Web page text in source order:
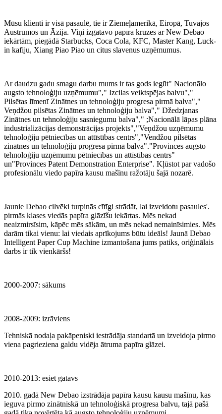
Mūsu klienti ir visā pasaulē, tie ir Ziemeļamerikā, Eiropā, Tuvajos
Austrumos un Āzijā. Viņi izgatavo papīra krūzes ar New Debao
iekārtām, piegādā Starbucks, Coca Cola, KFC, Master Kang, Luck-
in kafiju, Xiang Piao Piao un citus slavenus uzņēmumus.
Ar daudzu gadu smagu darbu mums ir tas gods iegūt" Nacionālo
augsto tehnoloģiju uzņēmumu"," Izcilas veiktspējas balvu","
Pilsētas līmenī Zinātnes un tehnoloģiju progresa pirmā balva","
Veņdžou pilsētas Zinātnes un tehnoloģiju balva"," Džedzjanas
Zinātnes un tehnoloģiju sasniegumu balva"," ;Nacionālā lāpas plāna
industrializācijas demonstrācijas projekts","Veņdžou uzņēmumu
tehnoloģiju pētniecības un attīstības centrs","Vendžou pilsētas
zinātnes un tehnoloģiju progresa pirmā balva"."Provinces augsto
tehnoloģiju uzņēmumu pētniecības un attīstības centrs"
un"Provinces Patent Demonstration Enterprise". Kļūstot par vadošo
profesionālu viedo papīra kausu mašīnu ražotāju šajā nozarē.
Jaunie Debao cilvēki turpinās cītīgi strādāt, lai izveidotu pasaules'.
pirmās klases viedās papīra glāzīšu iekārtas. Mēs nekad
neaizmirsīsim, kāpēc mēs sākām, un mēs nekad nemainīsimies. Mēs
darām tikai vienu: lai viedais aprīkojums būtu ideāls! Jaunā Debao
Intelligent Paper Cup Machine izmantošana jums patiks, oriģinālais
darbs ir tik vienkāršs!
2000-2007: sākums
2008-2009: izrāviens
Tehniskā nodaļa pakāpeniski iestrādāja standartā un izveidoja pirmo
viena pagrieziena galdu vidēja ātruma papīra glāzei.
2010-2013: esiet gatavs
2010. gadā New Debao izstrādāja papīra kausu kausu mašīnu, kas
ieguva pirmo zinātniskā un tehnoloģiskā progresa balvu, tajā pašā